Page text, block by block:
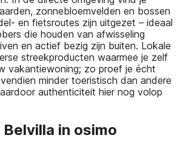
zonnebloemvelden en bossen
en fietsroutes zijn uitgezet – ideaal
die houden van afwisseling
en actief bezig zijn buiten. Lokale
streekproducten waarmee je zelf
vakantiewoning; zo proef je écht
minder toeristisch dan andere
authenticiteit hier nog volop
in osimo